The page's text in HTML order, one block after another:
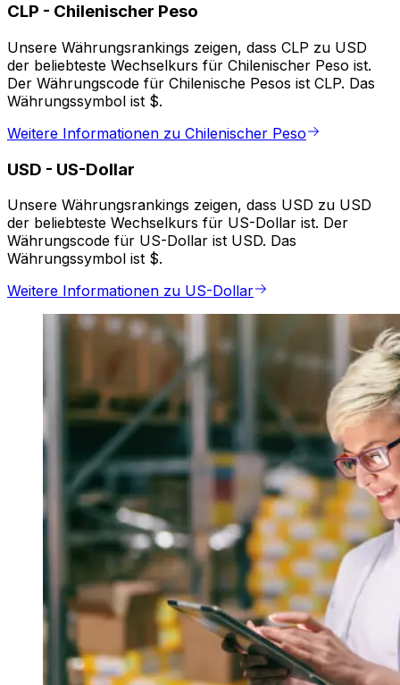
CLP - Chilenischer Peso
Unsere Währungsrankings zeigen, dass CLP zu USD
der beliebteste Wechselkurs für Chilenischer Peso ist.
Der Währungscode für Chilenische Pesos ist CLP. Das
Währungssymbol ist $.
Weitere Informationen zu Chilenischer Peso
USD - US-Dollar
Unsere Währungsrankings zeigen, dass USD zu USD
der beliebteste Wechselkurs für US-Dollar ist. Der
Währungscode für US-Dollar ist USD. Das
Währungssymbol ist $.
Weitere Informationen zu US-Dollar